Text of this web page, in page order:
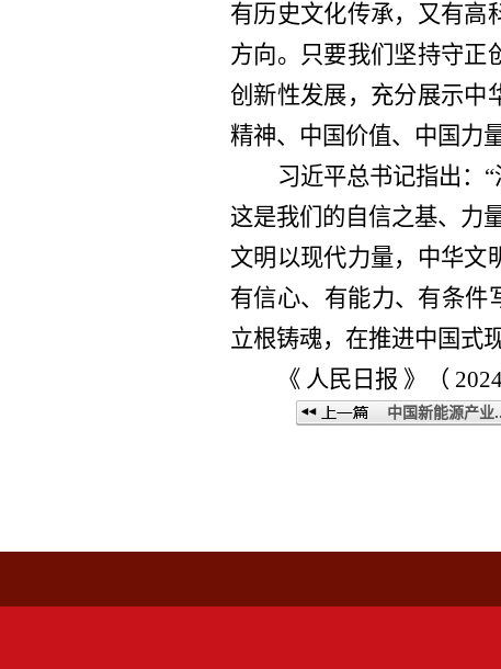
有历史文化传承，又有高
方向。只要我们坚持守正
创新性发展，充分展示中
精神、中国价值、中国力量
习近平总书记指出：
这是我们的自信之基、力
文明以现代力量，中华文
有信心、有能力、有条件
立根铸魂，在推进中国式
《 人民日报 》（
中国新能源产业